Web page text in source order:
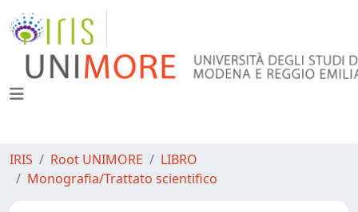
IRIS Root UNIMORE
LIBRO
Monografia/Trattato scientifico